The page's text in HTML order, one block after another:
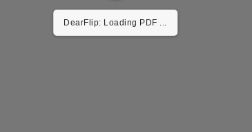
DearFlip: Loading PDF 9% ...